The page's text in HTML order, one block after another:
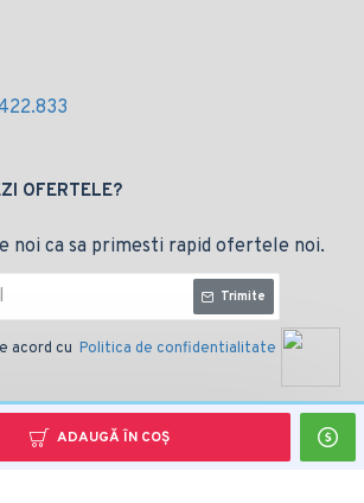
ADAUGĂ ÎN COŞ
OFERTELE?
noi ca sa primesti rapid ofertele noi.
Trimite
acord cu Politica de confidentialitate
© 2014, Your Store, All Rights Reserved